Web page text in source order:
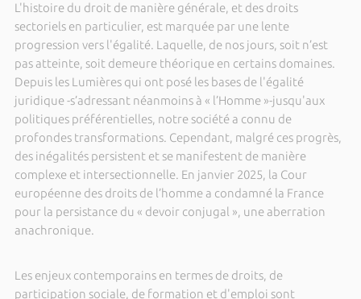
L'histoire du droit de manière générale, et des droits
sectoriels en particulier, est marquée par une lente
progression vers l'égalité. Laquelle, de nos jours, soit n’est
pas atteinte, soit demeure théorique en certains domaines.
Depuis les Lumières qui ont posé les bases de l'égalité
juridique -s’adressant néanmoins à « l’Homme »-jusqu'aux
politiques préférentielles, notre société a connu de
profondes transformations. Cependant, malgré ces progrès,
des inégalités persistent et se manifestent de manière
complexe et intersectionnelle. En janvier 2025, la Cour
européenne des droits de l’homme a condamné la France
pour la persistance du « devoir conjugal », une aberration
anachronique.
Les enjeux contemporains en termes de droits, de
participation sociale, de formation et d'emploi sont